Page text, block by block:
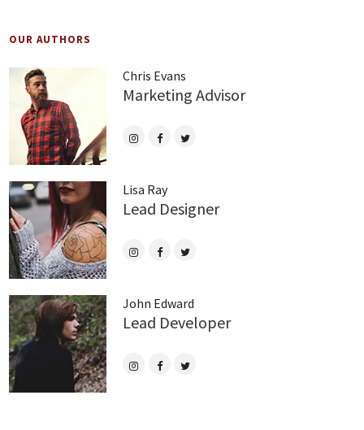
OUR AUTHORS
Chris Evans
Marketing Advisor
Lisa Ray
Lead Designer
John Edward
Lead Developer